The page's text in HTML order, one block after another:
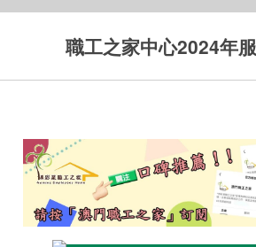
職工之家中心2024年